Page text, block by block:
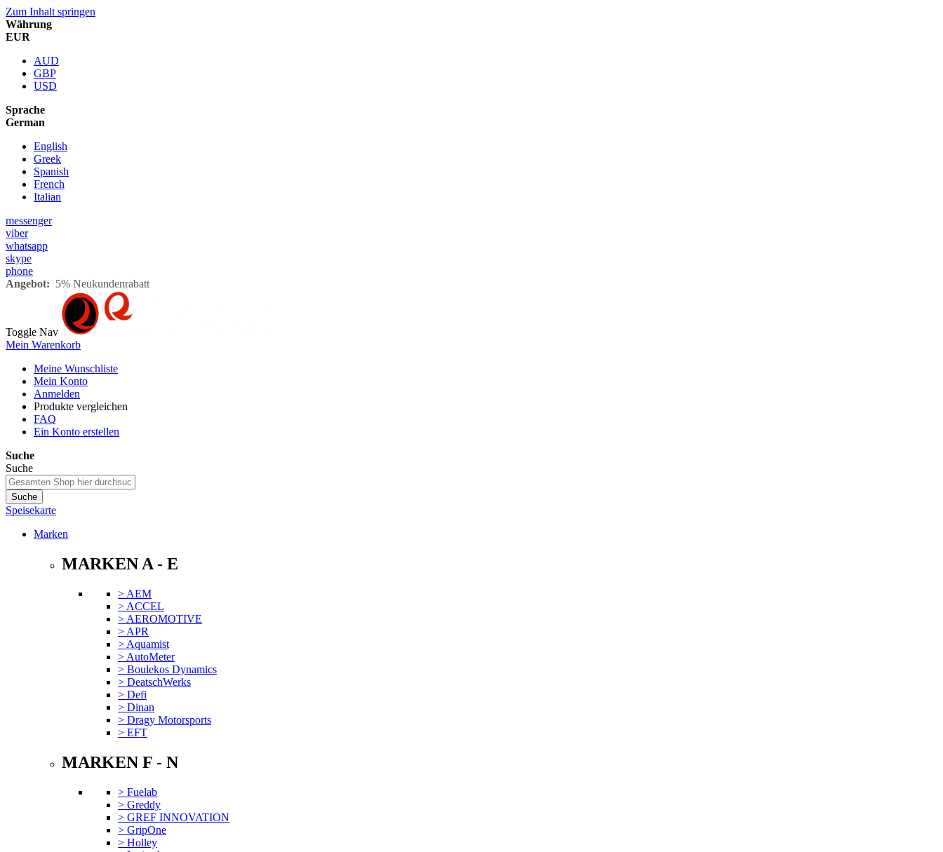
Zum Inhalt springen
Währung
EUR
AUD
GBP
USD
Sprache
German
English
Greek
Spanish
French
Italian
messenger
viber
whatsapp
skype
phone
Angebot: 5% Neukundenrabatt
Toggle Nav
Mein Warenkorb
Meine Wunschliste
Mein Konto
Anmelden
Produkte vergleichen
FAQ
Ein Konto erstellen
Suche
Suche
Suche
Speisekarte
Marken
MARKEN A - E
> AEM
> ACCEL
> AEROMOTIVE
> APR
> Aquamist
> AutoMeter
> Boulekos Dynamics
> DeatschWerks
> Defi
> Dinan
> Dragy Motorsports
> EFT
MARKEN F - N
> Fuelab
> Greddy
> GREF INNOVATION
> GripOne
> Holley